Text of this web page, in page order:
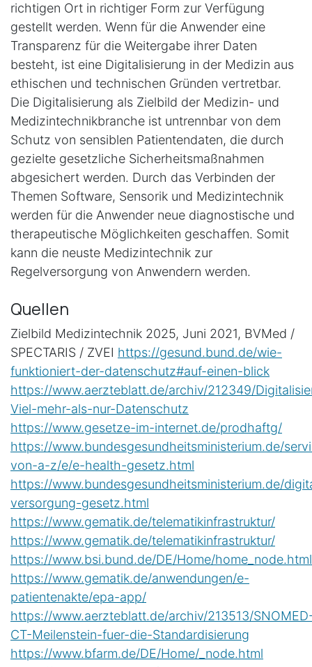
richtigen Ort in richtiger Form zur Verfügung
gestellt werden. Wenn für die Anwender eine
Transparenz für die Weitergabe ihrer Daten
besteht, ist eine Digitalisierung in der Medizin aus
ethischen und technischen Gründen vertretbar.
Die Digitalisierung als Zielbild der Medizin- und
Medizintechnikbranche ist untrennbar von dem
Schutz von sensiblen Patientendaten, die durch
gezielte gesetzliche Sicherheitsmaßnahmen
abgesichert werden. Durch das Verbinden der
Themen Software, Sensorik und Medizintechnik
werden für die Anwender neue diagnostische und
therapeutische Möglichkeiten geschaffen. Somit
kann die neuste Medizintechnik zur
Regelversorgung von Anwendern werden.
Quellen
Zielbild Medizintechnik 2025, Juni 2021, BVMed /
SPECTARIS / ZVEI https://gesund.bund.de/wie-
funktioniert-der-datenschutz#auf-einen-blick
https://www.aerzteblatt.de/archiv/212349/
Viel-mehr-als-nur-Datenschutz
https://www.gesetze-im-internet.de/prodhaftg/
https://www.bundesgesundheitsministerium.de/
von-a-z/e/e-health-gesetz.html
https://www.bundesgesundheitsministerium.de/
versorgung-gesetz.html
https://www.gematik.de/telematikinfrastruktur/
https://www.gematik.de/telematikinfrastruktur/
https://www.bsi.bund.de/DE/Home/home_node.html
https://www.gematik.de/anwendungen/e-
patientenakte/epa-app/
https://www.aerzteblatt.de/archiv/213513/
CT-Meilenstein-fuer-die-Standardisierung
https://www.bfarm.de/DE/Home/_node.html